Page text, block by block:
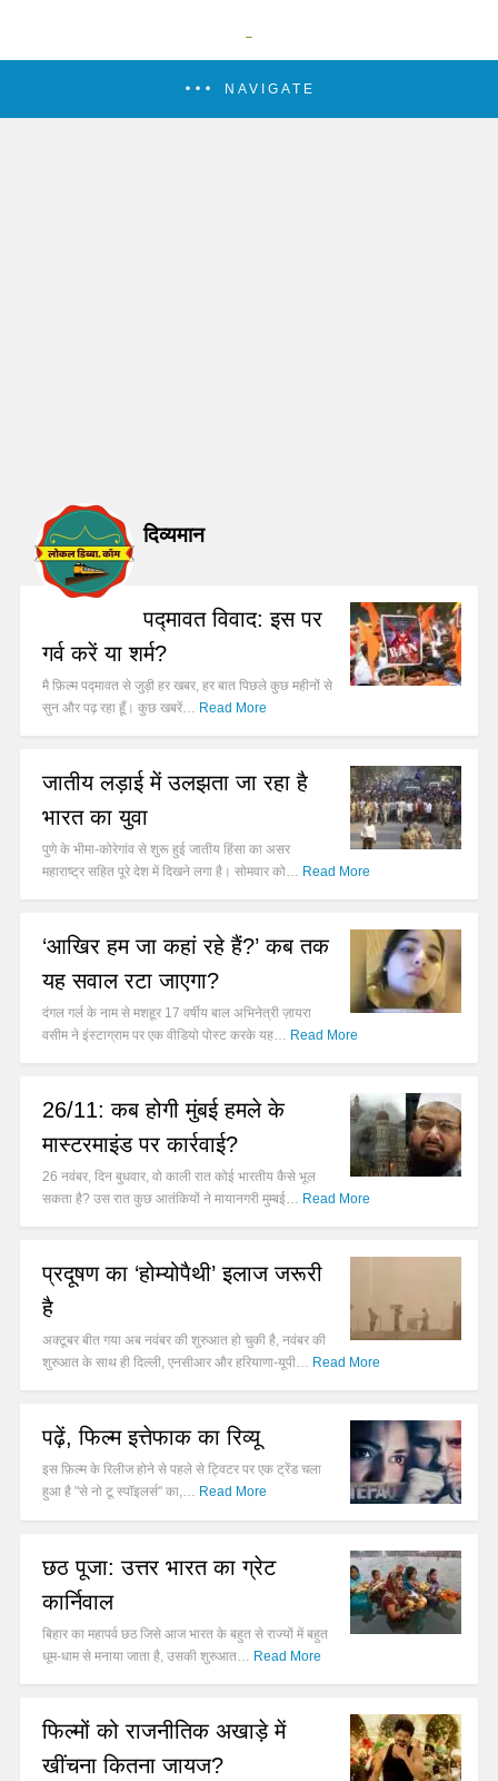
NAVIGATE
दिव्यमान
पद्मावत विवाद: इस पर
गर्व करें या शर्म?
मै फ़िल्म पद्मावत से जुड़ी हर खबर, हर बात पिछले कुछ महीनों से
सुन और पढ़ रहा हूँ। कुछ खबरें… Read More
जातीय लड़ाई में उलझता जा रहा है
भारत का युवा
पुणे के भीमा-कोरेगांव से शुरू हुई जातीय हिंसा का असर
महाराष्ट्र सहित पूरे देश में दिखने लगा है। सोमवार को… Read More
‘आखिर हम जा कहां रहे हैं?’ कब तक
यह सवाल रटा जाएगा?
दंगल गर्ल के नाम से मशहूर 17 वर्षीय बाल अभिनेत्री ज़ायरा
वसीम ने इंस्टाग्राम पर एक वीडियो पोस्ट करके यह… Read More
26/11: कब होगी मुंबई हमले के
मास्टरमाइंड पर कार्रवाई?
26 नवंबर, दिन बुधवार, वो काली रात कोई भारतीय कैसे भूल
सकता है? उस रात कुछ आतंकियों ने मायानगरी मुम्बई… Read More
प्रदूषण का ‘होम्योपैथी’ इलाज जरूरी
है
अक्टूबर बीत गया अब नवंबर की शुरुआत हो चुकी है, नवंबर की
शुरुआत के साथ ही दिल्ली, एनसीआर और हरियाणा-यूपी… Read More
पढ़ें, फिल्म इत्तेफाक का रिव्यू
इस फ़िल्म के रिलीज होने से पहले से ट्विटर पर एक ट्रेंड चला
हुआ है "से नो टू स्पॉइलर्स" का,… Read More
छठ पूजा: उत्तर भारत का ग्रेट
कार्निवाल
बिहार का महापर्व छठ जिसे आज भारत के बहुत से राज्यों में बहुत
धूम-धाम से मनाया जाता है, उसकी शुरुआत… Read More
फिल्मों को राजनीतिक अखाड़े में
खींचना कितना जायज?